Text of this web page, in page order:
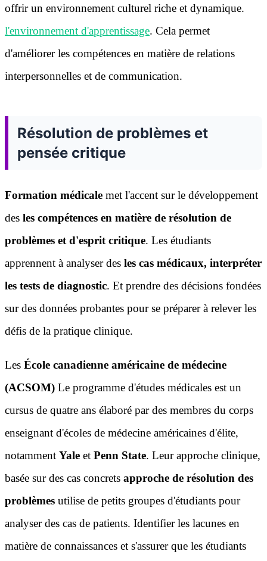
offrir un environnement culturel riche et dynamique.
l'environnement d'apprentissage. Cela permet
d'améliorer les compétences en matière de relations
interpersonnelles et de communication.
Résolution de problèmes et
pensée critique
Formation médicale met l'accent sur le développement
des les compétences en matière de résolution de
problèmes et d'esprit critique. Les étudiants
apprennent à analyser des les cas médicaux, interpréter
les tests de diagnostic. Et prendre des décisions fondées
sur des données probantes pour se préparer à relever les
défis de la pratique clinique.
Les École canadienne américaine de médecine
(ACSOM) Le programme d'études médicales est un
cursus de quatre ans élaboré par des membres du corps
enseignant d'écoles de médecine américaines d'élite,
notamment Yale et Penn State. Leur approche clinique,
basée sur des cas concrets approche de résolution des
problèmes utilise de petits groupes d'étudiants pour
analyser des cas de patients. Identifier les lacunes en
matière de connaissances et s'assurer que les étudiants